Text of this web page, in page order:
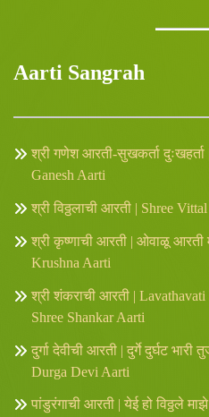
Aarti Sangrah
श्री गणेश आरती-सुखकर्ता
Ganesh Aarti
श्री विठ्ठलाची आरती | Shree
श्री कृष्णाची आरती | ओवाळू आरती
Krushna Aarti
श्री शंकराची आरती |
Shree Shankar Aarti
दुर्गा देवीची आरती | दुर्गे दुर्घट भारी
Durga Devi Aarti
पांडुरंगाची आरती | येई हो विठ्ठले